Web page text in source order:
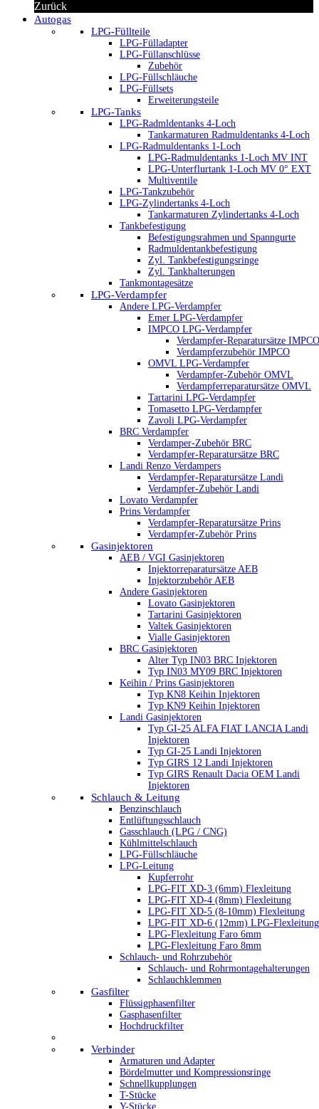
Zurück
Autogas
LPG-Füllteile
LPG-Fülladapter
LPG-Füllanschlüsse
Zubehör
LPG-Füllschläuche
LPG-Füllsets
Erweiterungsteile
LPG-Tanks
LPG-Radmldentanks 4-Loch
Tankarmaturen Radmuldentanks 4-Loch
LPG-Radmuldentanks 1-Loch
LPG-Radmuldentanks 1-Loch MV INT
LPG-Unterflurtank 1-Loch MV 0° EXT
Multiventile
LPG-Tankzubehör
LPG-Zylindertanks 4-Loch
Tankarmaturen Zylindertanks 4-Loch
Tankbefestigung
Befestigungsrahmen und Spanngurte
Radmuldentankbefestigung
Zyl. Tankbefestigungsringe
Zyl. Tankhalterungen
Tankmontagesätze
LPG-Verdampfer
Andere LPG-Verdampfer
Emer LPG-Verdampfer
IMPCO LPG-Verdampfer
Verdampfer-Reparatursätze IMPCO
Verdampferzubehör IMPCO
OMVL LPG-Verdampfer
Verdampfer-Zubehör OMVL
Verdampferreparatursätze OMVL
Tartarini LPG-Verdampfer
Tomasetto LPG-Verdampfer
Zavoli LPG-Verdampfer
BRC Verdampfer
Verdamper-Zubehör BRC
Verdampfer-Reparatursätze BRC
Landi Renzo Verdampers
Verdampfer-Reparatursätze Landi
Verdampfer-Zubehör Landi
Lovato Verdampfer
Prins Verdampfer
Verdampfer-Reparatursätze Prins
Verdampfer-Zubehör Prins
Gasinjektoren
AEB / VGI Gasinjektoren
Injektorreparatursätze AEB
Injektorzubehör AEB
Andere Gasinjektoren
Lovato Gasinjektoren
Tartarini Gasinjektoren
Valtek Gasinjektoren
Vialle Gasinjektoren
BRC Gasinjektoren
Alter Typ IN03 BRC Injektoren
Typ IN03 MY09 BRC Injektoren
Keihin / Prins Gasinjektoren
Typ KN8 Keihin Injektoren
Typ KN9 Keihin Injektoren
Landi Gasinjektoren
Typ GI-25 ALFA FIAT LANCIA Landi
Injektoren
Typ GI-25 Landi Injektoren
Typ GIRS 12 Landi Injektoren
Typ GIRS Renault Dacia OEM Landi
Injektoren
Schlauch & Leitung
Benzinschlauch
Entlüftungsschlauch
Gasschlauch (LPG / CNG)
Kühlmittelschlauch
LPG-Füllschläuche
LPG-Leitung
Kupferrohr
LPG-FIT XD-3 (6mm) Flexleitung
LPG-FIT XD-4 (8mm) Flexleitung
LPG-FIT XD-5 (8-10mm) Flexleitung
LPG-FIT XD-6 (12mm) LPG-Flexleitung
LPG-Flexleitung Faro 6mm
LPG-Flexleitung Faro 8mm
Schlauch- und Rohrzubehör
Schlauch- und Rohrmontagehalterungen
Schlauchklemmen
Gasfilter
Flüssigphasenfilter
Gasphasenfilter
Hochdruckfilter
Verbinder
Armaturen und Adapter
Bördelmutter und Kompressionsringe
Schnellkupplungen
T-Stücke
Y-Stücke